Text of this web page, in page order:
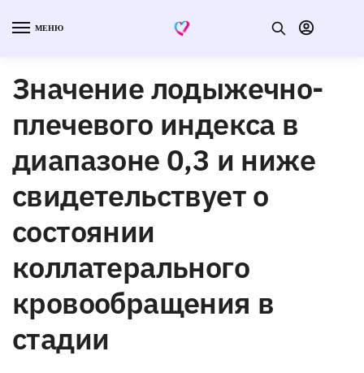
МЕНЮ
Значение лодыжечно-
плечевого индекса в
диапазоне 0,3 и ниже
свидетельствует о
состоянии
коллатерального
кровообращения в
стадии